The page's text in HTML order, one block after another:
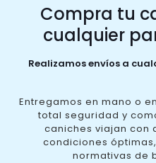
Compra tu
cualquier
Realizamos envíos a
Entregamos en mano o
total seguridad y
caniches viajan con
condiciones
normativas de